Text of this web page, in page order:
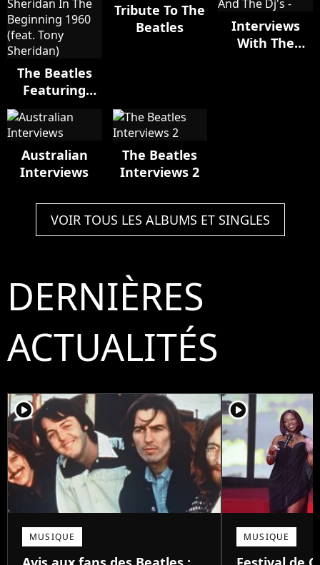
The Beatles
Featuring
Tony Sheridan
In The
Beginning
1960 (feat.
Tony
Tribute To The
Beatles
Interviews
With The
Australian
Interviews
The Beatles
Interviews 2
VOIR TOUS LES ALBUMS ET SINGLES
DERNIÈRES
ACTUALITÉS
player2
MUSIQUE
player2
MUSIQUE